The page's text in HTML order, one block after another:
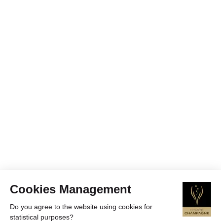
Cookies Management
Do you agree to the website using cookies for
statistical purposes?